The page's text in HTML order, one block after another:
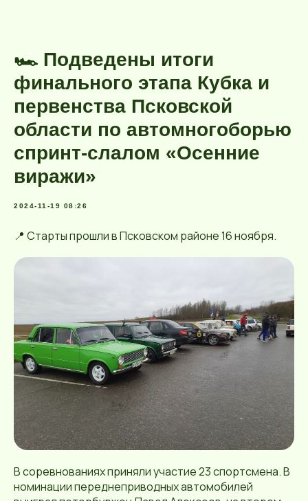
🏎 Подведены итоги
финального этапа Кубка и
первенства Псковской
области по автомногоборью
спринт-слалом «Осенние
виражи»
2024-11-19 08:26
📍 Старты прошли в Псковском районе 16 ноября.
В соревнованиях приняли участие 23 спортсмена. В
номинации переднеприводных автомобилей